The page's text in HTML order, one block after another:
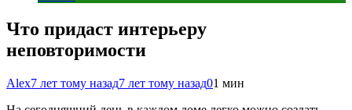
Что придаст интерьеру
неповторимости
Alex7 лет тому назад7 лет тому назад01 мин